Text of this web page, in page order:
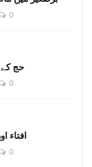
0
حج کے
0
افتاء
0